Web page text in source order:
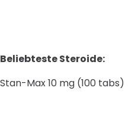
Beliebteste Steroide:
Stan-Max 10 mg (100 tabs)